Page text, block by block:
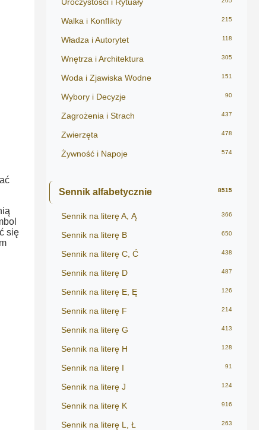
się
Walka i Konflikty 215
Władza i Autorytet 118
Wnętrza i Architektura 305
Woda i Zjawiska Wodne 151
Wybory i Decyzje 90
Zagrożenia i Strach 437
Zwierzęta 478
Żywność i Napoje 574
Sennik alfabetycznie 8515
Sennik na literę A, Ą 366
Sennik na literę B 650
Sennik na literę C, Ć 438
Sennik na literę D 487
Sennik na literę E, Ę 126
Sennik na literę F 214
Sennik na literę G 413
Sennik na literę H 128
Sennik na literę I 91
Sennik na literę J 124
Sennik na literę K 916
Sennik na literę L, Ł 263